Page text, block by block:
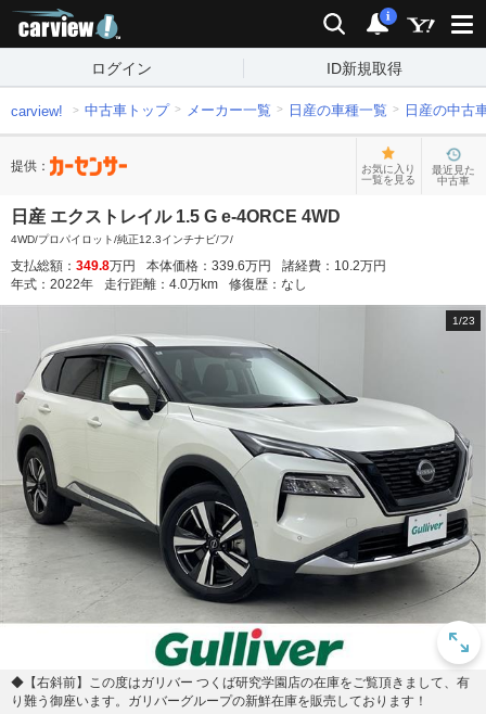
検索 通知
i
ログイン ID新規取得
carview! 中古車トップ メーカー一覧 日産の車種一覧 日産の中古
提供：
お気に入り
一覧を見る
最近見た
中古車
日産 エクストレイル 1.5 G e-4ORCE 4WD
4WD/プロパイロット/純正12.3インチナビ/フ/
支払総額： 349.8万円 本体価格： 339.6万円 諸経費： 10.2万円
年式： 2022年 走行距離： 4.0万km 修復歴： なし
1/23
◆【右斜前】この度はガリバー つくば研究学園店の在庫をご覧頂きまして、有
り難う御座います。ガリバーグループの新鮮在庫を販売しております！